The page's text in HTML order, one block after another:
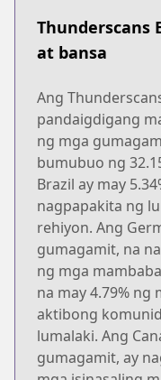
Thunderscans
at bansa
Ang
pandaigdigang
ng mga
bumubuo ng
Brazil ay may
nagpapakita ng
rehiyon. Ang
gumagamit, na
ng mga
na may 4.79% ng
aktibong
lumalaki. Ang
gumagamit, ay